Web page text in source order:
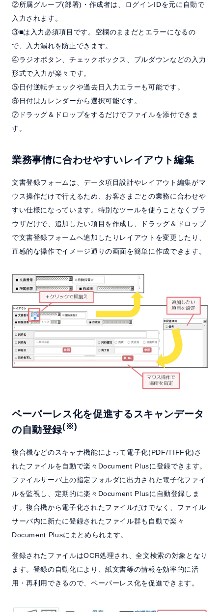
②所属グループ(部署)・作成者は、ログインIDを元に自動で
入力されます。
③■は入力必須項目です。空欄のままだとエラーになるの
で、入力漏れを防止できます。
④ラジオボタン、チェックボックス、プルダウンなどの入力
形式で入力が楽々です。
⑤日付逆転チェックや過去日入力エラーも可能です。
⑥日付はカレンダーから選択可能です。
⑦ドラッグ＆ドロップをするだけでファイルを添付できま
す。
業務事情に合わせやすいレイアウト編集
文書登録フォームは、データ項目設計やレイアウト編集がマ
ウス操作だけで行えるため、お客さまごとの業務に合わせや
すい仕様になっています。特別なツールを使うことなくブラ
ウザだけで、追加したい項目を作成し、ドラッグ＆ドロップ
で文書登録フォームへ追加したりレイアウトを変更したり、
直感的な操作でイメージ通りの画面を簡単に作成できます。
ペーパーレス化を促進するスキャンデータ
の自動登録(※)
複合機などのスキャナ機能によって電子化(PDF/TIFF化)さ
れたファイルを自動で楽々Document Plusに登録できます。
ファイルサーバ上の指定フォルダに出力された電子化ファイ
ルを監視し、定期的に楽々Document Plusに自動登録しま
す。複合機から電子化されたファイルだけでなく、ファイル
サーバ内に新たに登録されたファイル群も自動で楽々
Document Plusにまとめられます。
登録されたファイルはOCR処理され、全文検索の対象となり
ます。登録の自動化により、紙文書等の情報を効率的に活
用・再利用できるので、ペーパーレス化を促進できます。